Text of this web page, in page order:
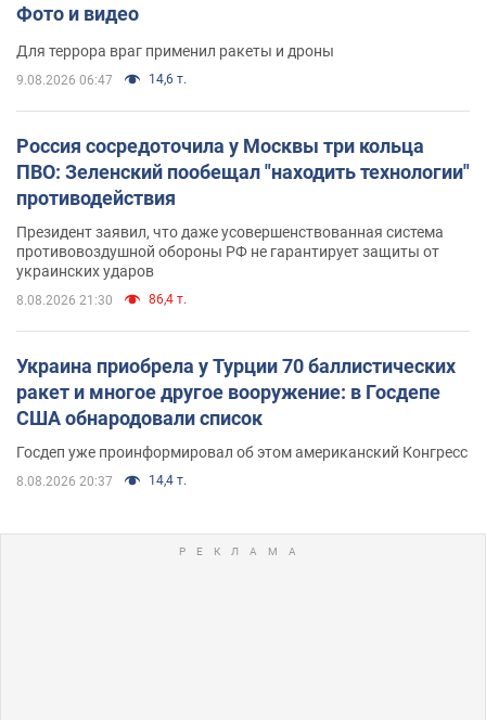
Фото и видео
Для террора враг применил ракеты и дроны
9.08.2026 06:47 14,6 т.
Россия сосредоточила у Москвы три кольца
ПВО: Зеленский пообещал "находить технологии"
противодействия
Президент заявил, что даже усовершенствованная система
противовоздушной обороны РФ не гарантирует защиты от
украинских ударов
8.08.2026 21:30 86,4 т.
Украина приобрела у Турции 70 баллистических
ракет и многое другое вооружение: в Госдепе
США обнародовали список
Госдеп уже проинформировал об этом американский Конгресс
8.08.2026 20:37 14,4 т.